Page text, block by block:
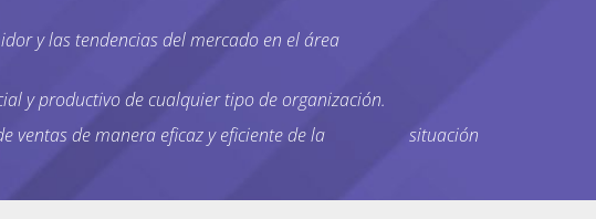
y las tendencias del mercado en el área
y productivo de cualquier tipo de organización.
de ventas de manera eficaz y eficiente de la situación